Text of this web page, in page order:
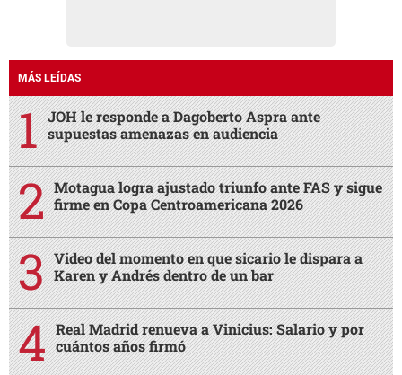
MÁS LEÍDAS
JOH le responde a Dagoberto Aspra ante
supuestas amenazas en audiencia
Motagua logra ajustado triunfo ante FAS y sigue
firme en Copa Centroamericana 2026
Video del momento en que sicario le dispara a
Karen y Andrés dentro de un bar
Real Madrid renueva a Vinicius: Salario y por
cuántos años firmó